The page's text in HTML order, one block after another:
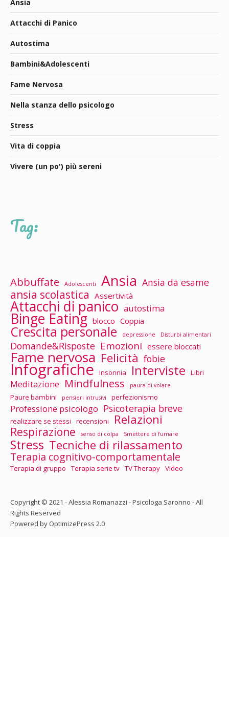
Ansia
Attacchi di Panico
Autostima
Bambini&Adolescenti
Fame Nervosa
Nella stanza dello psicologo
Stress
Vita di coppia
Vivere (un po') più sereni
Tag:
Abbuffate Adolescenti Ansia Ansia da esame
ansia scolastica Assertività
Attacchi di panico autostima
Binge Eating blocco Coppia
Crescita personale depressione Disturbi alimentari
Domande&Risposte Emozioni essere bloccati
Fame nervosa Felicità fobie
Infografiche Insonnia Interviste Libri
Meditazione Mindfulness paura di volare
Paure bambini pensieri intrusivi perfezionismo
Professione psicologo Psicoterapia breve
realizzare se stessi recensioni Relazioni
Respirazione senso di colpa Smettere di fumare
Stress Tecniche di rilassamento
Terapia cognitivo-comportamentale
Terapia di gruppo Terapia serie tv TV Therapy Video
Copyright © 2021 - Alessia Romanazzi - Psicologa Saronno - All
Rights Reserved
Powered by OptimizePress 2.0